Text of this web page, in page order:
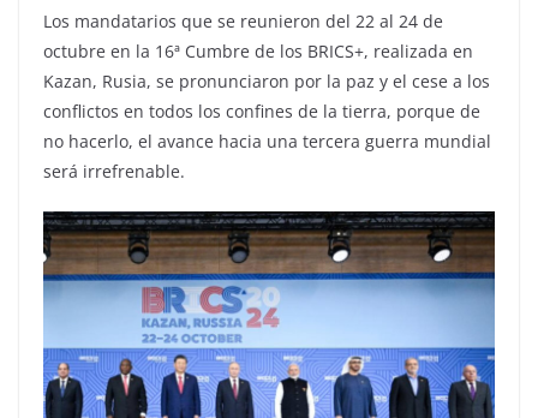
Los mandatarios que se reunieron del 22 al 24 de
octubre en la 16ª Cumbre de los BRICS+, realizada en
Kazan, Rusia, se pronunciaron por la paz y el cese a los
conflictos en todos los confines de la tierra, porque de
no hacerlo, el avance hacia una tercera guerra mundial
será irrefrenable.